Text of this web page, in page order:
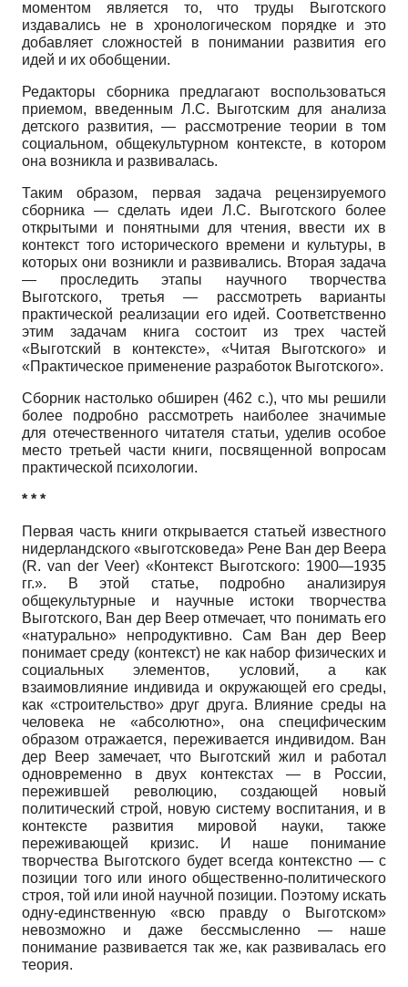
моментом является то, что труды Выготского
издавались не в хронологическом порядке и это
добавляет сложностей в понимании развития его
идей и их обобщении.
Редакторы сборника предлагают воспользоваться
приемом, введенным Л.С. Выготским для анализа
детского развития, — рассмотрение теории в том
социальном, общекультурном контексте, в котором
она возникла и развивалась.
Таким образом, первая задача рецензируемого
сборника — сделать идеи Л.С. Выготского более
открытыми и понятными для чтения, ввести их в
контекст того исторического времени и культуры, в
которых они возникли и развивались. Вторая задача
— проследить этапы научного творчества
Выготского, третья — рассмотреть варианты
практической реализации его идей. Соответственно
этим задачам книга состоит из трех частей
«Выготский в контексте», «Читая Выготского» и
«Практическое применение разработок Выготского».
Сборник настолько обширен (462 с.), что мы решили
более подробно рассмотреть наиболее значимые
для отечественного читателя статьи, уделив особое
место третьей части книги, посвященной вопросам
практической психологии.
* * *
Первая часть книги открывается статьей известного
нидерландского «выготсковеда» Рене Ван дер Веера
(R. van der Veer) «Контекст Выготского: 1900—1935
гг.». В этой статье, подробно анализируя
общекультурные и научные истоки творчества
Выготского, Ван дер Веер отмечает, что понимать его
«натурально» непродуктивно. Сам Ван дер Веер
понимает среду (контекст) не как набор физических и
социальных элементов, условий, а как
взаимовлияние индивида и окружающей его среды,
как «строительство» друг друга. Влияние среды на
человека не «абсолютно», она специфическим
образом отражается, переживается индивидом. Ван
дер Веер замечает, что Выготский жил и работал
одновременно в двух контекстах — в России,
пережившей революцию, создающей новый
политический строй, новую систему воспитания, и в
контексте развития мировой науки, также
переживающей кризис. И наше понимание
творчества Выготского будет всегда контекстно — с
позиции того или иного общественно-политического
строя, той или иной научной позиции. Поэтому искать
одну-единственную «всю правду о Выготском»
невозможно и даже бессмысленно — наше
понимание развивается так же, как развивалась его
теория.